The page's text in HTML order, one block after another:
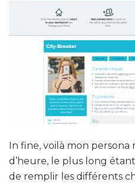
In fine, voilà mon
d’heure, le plus long
de remplir les différents